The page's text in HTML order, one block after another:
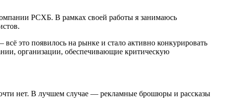
РСХБ. В рамках своей работы я занимаюсь
это появилось на рынке и стало активно конкурировать
организации, обеспечивающие критическую
нет. В лучшем случае — рекламные брошюры и рассказы